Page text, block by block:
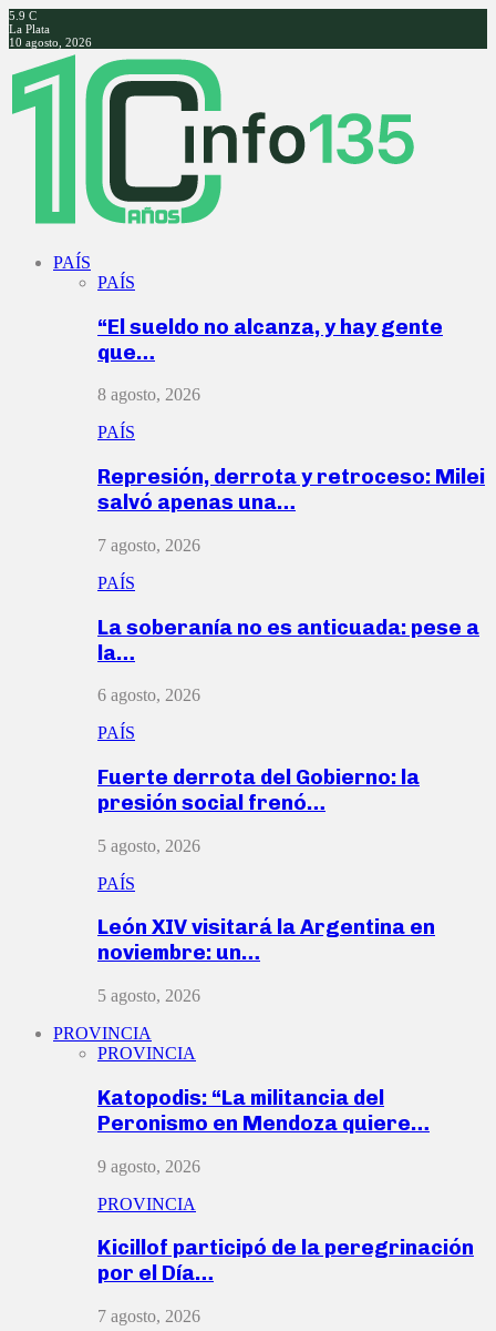
5.9 C
La Plata
10 agosto, 2026
Facebook
Twitter
Instagram
Youtube
PAÍS
PAÍS
“El sueldo no alcanza, y hay gente
que…
8 agosto, 2026
PAÍS
Represión, derrota y retroceso: Milei
salvó apenas una…
7 agosto, 2026
PAÍS
La soberanía no es anticuada: pese a
la…
6 agosto, 2026
PAÍS
Fuerte derrota del Gobierno: la
presión social frenó…
5 agosto, 2026
PAÍS
León XIV visitará la Argentina en
noviembre: un…
5 agosto, 2026
PROVINCIA
PROVINCIA
Katopodis: “La militancia del
Peronismo en Mendoza quiere…
9 agosto, 2026
PROVINCIA
Kicillof participó de la peregrinación
por el Día…
7 agosto, 2026